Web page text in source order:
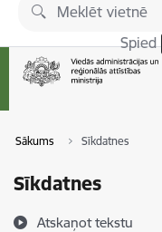
Pāriet uz lapas saturu
Spied
Sākums Sīkdatnes
Sīkdatnes
Atskaņot tekstu